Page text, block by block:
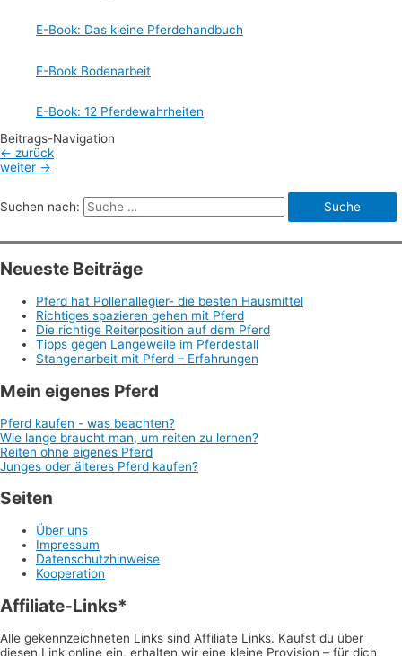
E-Book: Das kleine Pferdehandbuch
E-Book Bodenarbeit
E-Book: 12 Pferdewahrheiten
Beitrags-Navigation
← zurück
weiter →
Suchen nach:
Neueste Beiträge
Pferd hat Pollenallegier- die besten Hausmittel
Richtiges spazieren gehen mit Pferd
Die richtige Reiterposition auf dem Pferd
Tipps gegen Langeweile im Pferdestall
Stangenarbeit mit Pferd – Erfahrungen
Mein eigenes Pferd
Pferd kaufen - was beachten?
Wie lange braucht man, um reiten zu lernen?
Reiten ohne eigenes Pferd
Junges oder älteres Pferd kaufen?
Seiten
Über uns
Impressum
Datenschutzhinweise
Kooperation
Affiliate-Links*
Alle gekennzeichneten Links sind Affiliate Links. Kaufst du über
diesen Link online ein, erhalten wir eine kleine Provision – für dich